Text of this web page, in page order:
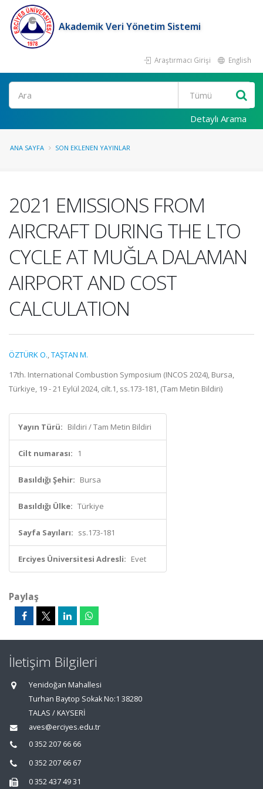
Akademik Veri Yönetim Sistemi
Araştırmacı Girişi English
Ara
Detaylı Arama
ANA SAYFA SON EKLENEN YAYINLAR
2021 EMISSIONS FROM
AIRCRAFT DURING THE LTO
CYCLE AT MUĞLA DALAMAN
AIRPORT AND COST
CALCULATION
ÖZTÜRK O.,TAŞTAN M.
17th. International Combustion Symposium (INCOS 2024), Bursa,
Türkiye, 19 - 21 Eylül 2024, cilt.1, ss.173-181, (Tam Metin Bildiri)
Yayın Türü: Bildiri / Tam Metin Bildiri
Cilt numarası: 1
Basıldığı Şehir: Bursa
Basıldığı Ülke: Türkiye
Sayfa Sayıları: ss.173-181
Erciyes Üniversitesi Adresli: Evet
Paylaş
İletişim Bilgileri
Yenidoğan Mahallesi
Turhan Baytop Sokak No:1 38280
TALAS / KAYSERİ
aves@erciyes.edu.tr
0 352 207 66 66
0 352 207 66 67
0 352 437 49 31